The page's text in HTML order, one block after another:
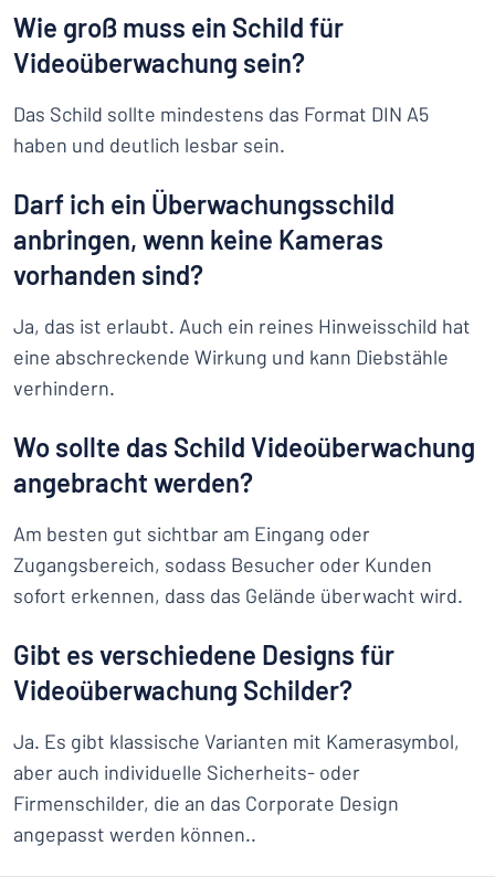
Wie groß muss ein Schild für
Videoüberwachung sein?
Das Schild sollte mindestens das Format DIN A5
haben und deutlich lesbar sein.
Darf ich ein Überwachungsschild
anbringen, wenn keine Kameras
vorhanden sind?
Ja, das ist erlaubt. Auch ein reines Hinweisschild hat
eine abschreckende Wirkung und kann Diebstähle
verhindern.
Wo sollte das Schild Videoüberwachung
angebracht werden?
Am besten gut sichtbar am Eingang oder
Zugangsbereich, sodass Besucher oder Kunden
sofort erkennen, dass das Gelände überwacht wird.
Gibt es verschiedene Designs für
Videoüberwachung Schilder?
Ja. Es gibt klassische Varianten mit Kamerasymbol,
aber auch individuelle Sicherheits- oder
Firmenschilder, die an das Corporate Design
angepasst werden können..